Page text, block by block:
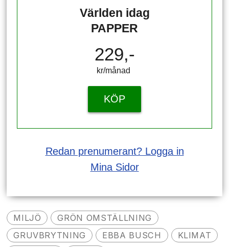
Världen idag
PAPPER
229,-
kr/månad ​​​​​​
KÖP
Redan prenumerant? Logga in
Mina Sidor
MILJÖ
GRÖN OMSTÄLLNING
GRUVBRYTNING
EBBA BUSCH
KLIMAT